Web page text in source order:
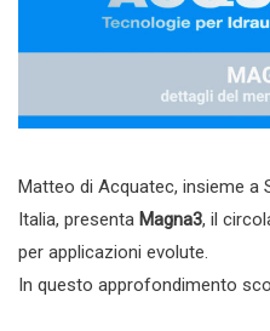
Matteo di Acquatec, insieme a
Italia, presenta Magna3, il
per applicazioni evolute.
In questo approfondimento